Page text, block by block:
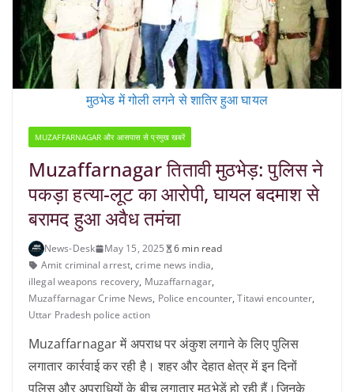
मुठभेड में गोली लगने से शातिर हुआ घायल
MUZAFFARNAGAR और आसपास से प्रमुख खबरें
Muzaffarnagar तितावी मुठभेड़: पुलिस ने
पकड़ा हत्या-लूट का आरोपी, घायल बदमाश से
बरामद हुआ अवैध तमंचा
News-Desk May 15, 2025
6 min read
Amit criminal arrest,crime news india,
illegal weapons recovery, Muzaffarnagar,
Muzaffarnagar Crime News, Police encounter,Titawi encounter,
Uttar Pradesh police action
Muzaffarnagar में अपराध पर अंकुश लगाने के लिए पुलिस
लगातार कार्रवाई कर रही है। शहर और देहात क्षेत्र में इन दिनों
पुलिस और अपराधियों के बीच लगातार मुठभेड़ें हो रही हैं।जिनके